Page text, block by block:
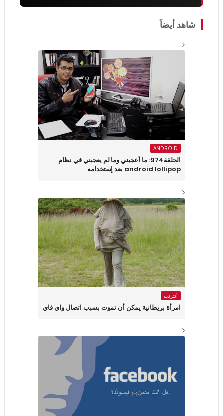
شاهد أيضاً
ANDROID
الحلقة974: ما أعجبني وما لم يعجبني في نظام
android lollipop بعد إستخدامه
أنترنت
امرأة بريطانية يمكن أن تموت بسبب اتصال واي فاي